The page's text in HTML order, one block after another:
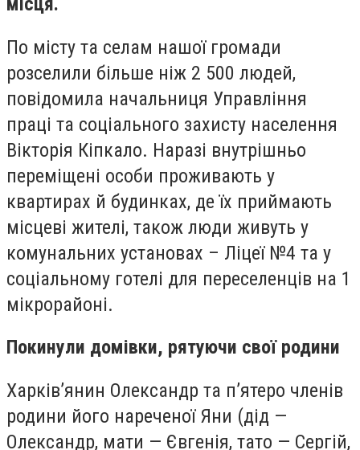
По місту та селам нашої громади
розселили більше ніж 2 500 людей,
повідомила начальниця Управління
праці та соціального захисту населення
Вікторія Кіпкало. Наразі внутрішньо
переміщені особи проживають у
квартирах й будинках, де їх приймають
місцеві жителі, також люди живуть у
комунальних установах – Ліцеї №4 та у
соціальному готелі для переселенців на 1
мікрорайоні.
Покинули домівки, рятуючи свої родини
Харків’янин Олександр та п’ятеро членів
родини його нареченої Яни (дід —
Олександр, мати — Євгенія, тато — Сергій,